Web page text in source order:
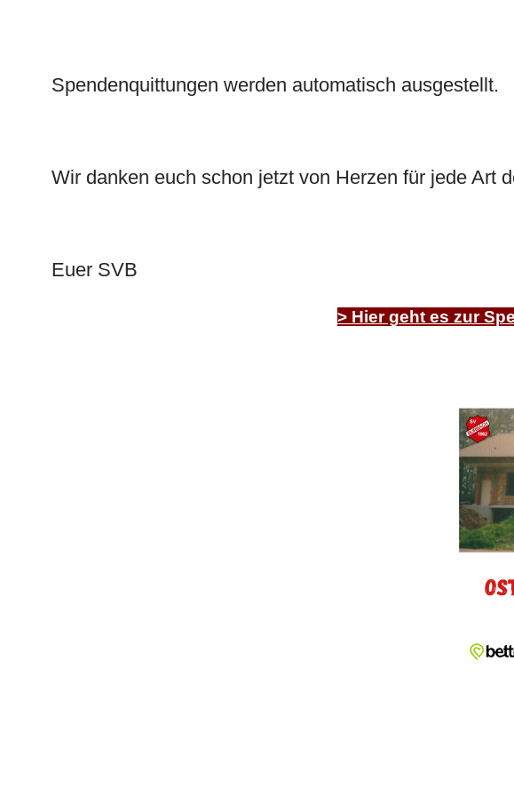
Spendenquittungen werden automatisch ausgestellt.
Wir danken euch schon jetzt von Herzen für jede Art
Euer SVB
> Hier geht es zur